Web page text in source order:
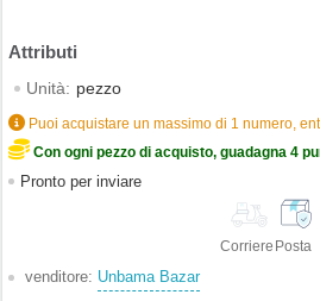
Unità: pezzo
Puoi acquistare un massimo di 1 numero,
Con ogni pezzo di acquisto, guadagna 4
Pronto per inviare
Corriere Posta
venditore: Unbama Bazar